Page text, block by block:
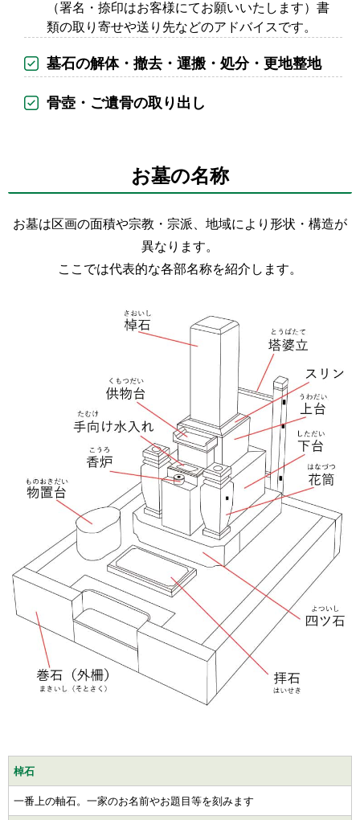
（署名・捺印はお客様にてお願いいたします）書
類の取り寄せや送り先などのアドバイスです。
墓石の解体・撤去・運搬・処分・更地整地
骨壺・ご遺骨の取り出し
お墓の名称
お墓は区画の面積や宗教・宗派、地域により形状・構造が
異なります。
ここでは代表的な各部名称を紹介します。
棹石
一番上の軸石。一家のお名前やお題目等を刻みます